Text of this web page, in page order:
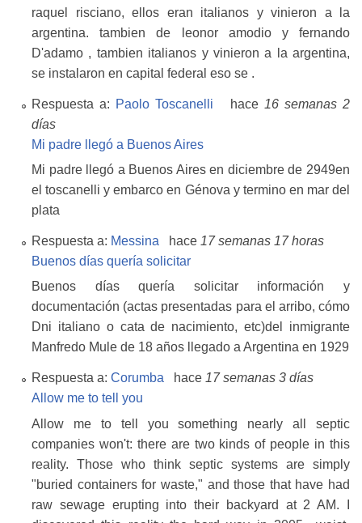
raquel risciano, ellos eran italianos y vinieron a la
argentina. tambien de leonor amodio y fernando
D'adamo , tambien italianos y vinieron a la argentina,
se instalaron en capital federal eso se .
Respuesta a: Paolo Toscanelli hace 16 semanas 2
días
Mi padre llegó a Buenos Aires
Mi padre llegó a Buenos Aires en diciembre de 2949en
el toscanelli y embarco en Génova y termino en mar del
plata
Respuesta a: Messina hace 17 semanas 17 horas
Buenos días quería solicitar
Buenos días quería solicitar información y
documentación (actas presentadas para el arribo, cómo
Dni italiano o cata de nacimiento, etc)del inmigrante
Manfredo Mule de 18 años llegado a Argentina en 1929
Respuesta a: Corumba hace 17 semanas 3 días
Allow me to tell you
Allow me to tell you something nearly all septic
companies won't: there are two kinds of people in this
reality. Those who think septic systems are simply
"buried containers for waste," and those that have had
raw sewage erupting into their backyard at 2 AM. I